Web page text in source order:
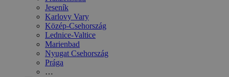
Jeseník
Karlovy Vary
Közép-Csehország
Lednice-Valtice
Marienbad
Nyugat Csehország
Prága
…